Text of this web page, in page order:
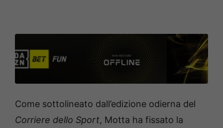
Come sottolineato dall’edizione odierna del
Corriere dello Sport, Motta ha fissato la